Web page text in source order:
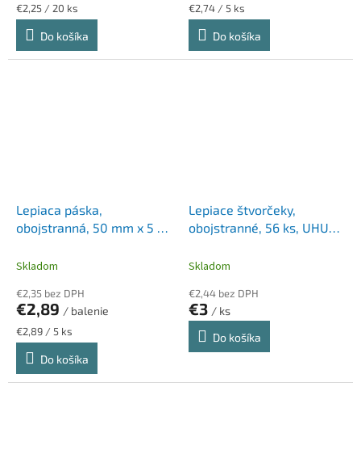
Jednotková
cena:
€2,25 / 20 ks
Do košíka
Jednotková
cena:
€2,74 / 5 ks
Do košíka
Lepiaca páska,
obojstranná, 50 mm x 5 m,
Skladom
€2,35 bez DPH
€2,89 / balenie
Jednotková
cena:
€2,89 / 5 ks
Do košíka
Lepiace štvorčeky,
obojstranné, 56 ks, UHU
Skladom
€2,44 bez DPH
€3 / ks
Do košíka